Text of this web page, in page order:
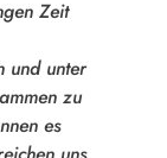
Zeit
und unter
zu
es